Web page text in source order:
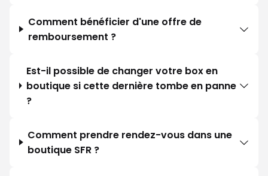
Comment bénéficier d'une offre de
remboursement ?
Est-il possible de changer votre box en
boutique si cette dernière tombe en panne
?
Comment prendre rendez-vous dans une
boutique SFR ?